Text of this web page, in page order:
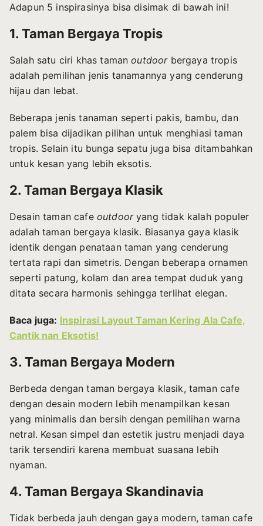
Adapun 5 inspirasinya bisa disimak di bawah ini!
1. Taman Bergaya Tropis
Salah satu ciri khas tamanoutdoor bergaya tropis
adalah pemilihan jenis tanamannya yang cenderung
hijau dan lebat.
Beberapa jenis tanaman seperti pakis, bambu, dan
palem bisa dijadikan pilihan untuk menghiasi taman
tropis. Selain itu bunga sepatu juga bisa ditambahkan
untuk kesan yang lebih eksotis.
2. Taman Bergaya Klasik
Desain taman cafe outdooryang tidak kalah populer
adalah taman bergaya klasik. Biasanya gaya klasik
identik dengan penataan taman yang cenderung
tertata rapi dan simetris. Dengan beberapa ornamen
seperti patung, kolam dan area tempat duduk yang
ditata secara harmonis sehingga terlihat elegan.
Baca juga: Inspirasi Layout Taman Kering Ala Cafe,
Cantik nan Eksotis!
3. Taman Bergaya Modern
Berbeda dengan taman bergaya klasik, taman cafe
dengan desain modern lebih menampilkan kesan
yang minimalis dan bersih dengan pemilihan warna
netral. Kesan simpel dan estetik justru menjadi daya
tarik tersendiri karena membuat suasana lebih
nyaman.
4. Taman Bergaya Skandinavia
Tidak berbeda jauh dengan gaya modern, taman cafe